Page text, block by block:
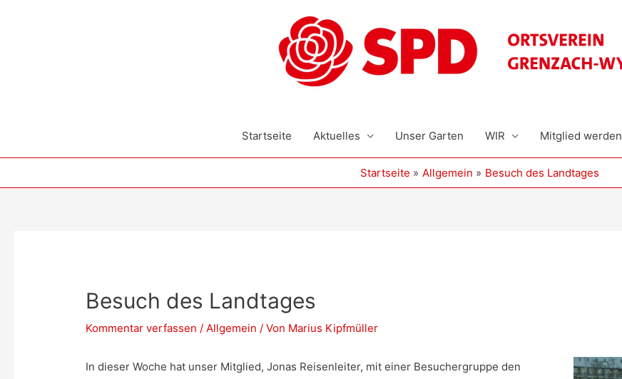
Startseite Aktuelles Unser Garten WIR Mitglied werden
Startseite Allgemein Besuch des Landtages
Besuch des Landtages
Kommentar verfassen /Allgemein / Von Marius Kipfmüller
In dieser Woche hat unser Mitglied, Jonas Reisenleiter, mit einer Besuchergruppe den